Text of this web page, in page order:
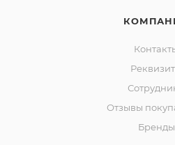
Отзывы
Бренды